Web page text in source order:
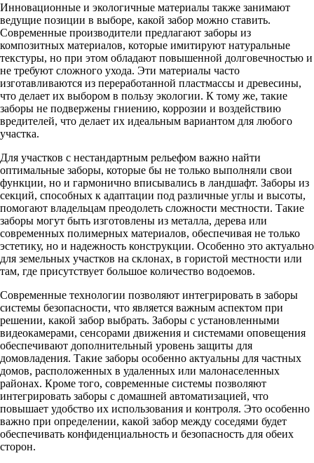
Инновационные и экологичные материалы также занимают
ведущие позиции в выборе, какой забор можно ставить.
Современные производители предлагают заборы из
композитных материалов, которые имитируют натуральные
текстуры, но при этом обладают повышенной долговечностью и
не требуют сложного ухода. Эти материалы часто
изготавливаются из переработанной пластмассы и древесины,
что делает их выбором в пользу экологии. К тому же, такие
заборы не подвержены гниению, коррозии и воздействию
вредителей, что делает их идеальным вариантом для любого
участка.
Для участков с нестандартным рельефом важно найти
оптимальные заборы, которые бы не только выполняли свои
функции, но и гармонично вписывались в ландшафт. Заборы из
секций, способных к адаптации под различные углы и высоты,
помогают владельцам преодолеть сложности местности. Такие
заборы могут быть изготовлены из металла, дерева или
современных полимерных материалов, обеспечивая не только
эстетику, но и надежность конструкции. Особенно это актуально
для земельных участков на склонах, в гористой местности или
там, где присутствует большое количество водоемов.
Современные технологии позволяют интегрировать в заборы
системы безопасности, что является важным аспектом при
решении, какой забор выбрать. Заборы с установленными
видеокамерами, сенсорами движения и системами оповещения
обеспечивают дополнительный уровень защиты для
домовладения. Такие заборы особенно актуальны для частных
домов, расположенных в удаленных или малонаселенных
районах. Кроме того, современные системы позволяют
интегрировать заборы с домашней автоматизацией, что
повышает удобство их использования и контроля. Это особенно
важно при определении, какой забор между соседями будет
обеспечивать конфиденциальность и безопасность для обеих
сторон.